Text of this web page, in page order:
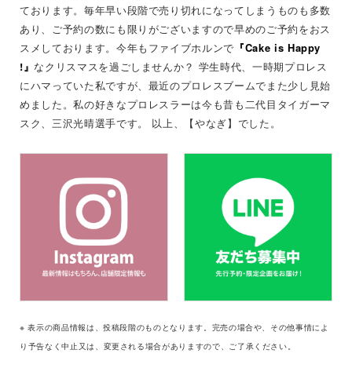
ております。毎年早い段階で売り切れになってしまうものも多数
あり、ご予約の数にも限りがございますので早めのご予約をおス
スメしております。今年もファイブホルンで 『Cake is Happy
!』 なクリスマスを過ごしませんか？ 学生時代、一時期プロレス
にハマっていた私ですが、最近のプロレスブームでまた少し見始
めました。私の好きなプロレスラーは今も昔も二代目タイガーマ
スク、三沢光晴選手です。 以上、【やなぎ】でした。
※ 表示の商品情報は、投稿段階のものとなります。完売の場合や、その他事情によ
り予告なく中止又は、変更される場合がありますので、ご了承ください。